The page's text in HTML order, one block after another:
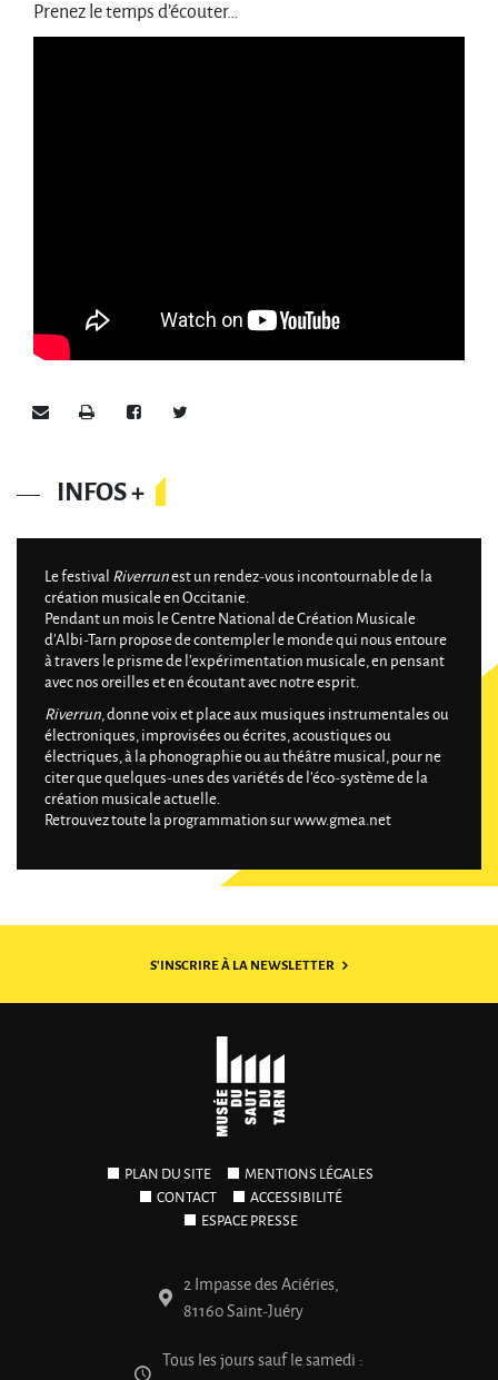
Prenez le temps d’écouter…
Envoyer par e-mail
ImprimerPartager sur Facebook
INFOS +
Le festival Riverrunest un rendez-vous incontournable de la
création musicale en Occitanie.
Pendant un mois le Centre National de Création Musicale
d’Albi-Tarn propose de contempler le monde qui nous entoure
à travers le prisme de l’expérimentation musicale, en pensant
avec nos oreilles et en écoutant avec notre esprit.
Riverrun, donne voix et place aux musiques instrumentales ou
électroniques, improvisées ou écrites, acoustiques ou
électriques, à la phonographie ou au théâtre musical, pour ne
citer que quelques-unes des variétés de l’éco-système de la
création musicale actuelle.
Retrouvez toute la programmation surwww.gmea.net
S'INSCRIRE À LA NEWSLETTER
PLAN DU SITE
MENTIONS LÉGALES
CONTACT
ACCESSIBILITÉ
ESPACE PRESSE
2 Impasse des Aciéries,
81160 Saint-Juéry
Tous les jours sauf le samedi :